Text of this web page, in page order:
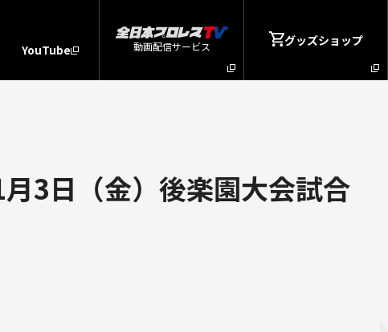
YouTube 動画配信サービス グッズショップ
3日（金）後楽園大会試合